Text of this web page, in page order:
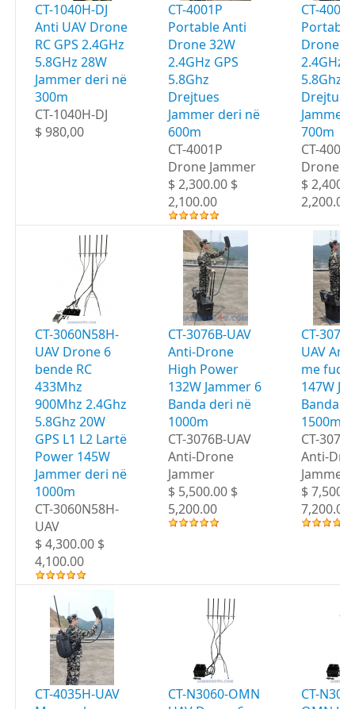
CT-1040H-DJ
Anti UAV Drone
RC GPS 2.4GHz
5.8GHz 28W
Jammer deri në
300m
CT-1040H-DJ
$ 980,00
CT-4001P
Portable Anti
Drone 32W
2.4GHz GPS
5.8Ghz
Drejtues
Jammer deri në
600m
CT-4001P
Drone Jammer
$ 2,300.00 $
2,100.00
CT-4002P
Drone
2.4GHz
5.8Ghz
Drejtues
Jammer
700m
CT-4002P
Drone
$
2,200.00
CT-3060N58H-
UAV Drone 6
bende RC
433Mhz
900Mhz 2.4Ghz
5.8Ghz 20W
GPS L1 L2 Lartë
Power 145W
Jammer deri në
1000m
CT-3060N58H-
UAV
$ 4,300.00 $
4,100.00
CT-3076B-UAV
Anti-Drone
High Power
132W Jammer 6
Banda deri në
1000m
CT-3076B-UAV
Anti-Drone
Jammer
$ 5,500.00 $
5,200.00
CT-
UAV
me fuqi
147W
Banda
1500m
CT-
Anti-
Jammer
$
7,200.00
CT-4035H-UAV
CT-N3060-OMN
CT-